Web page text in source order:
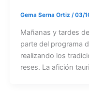
Gema Serna Ortiz /03/
Mañanas y tardes
parte del programa
realizando los
reses. La afición